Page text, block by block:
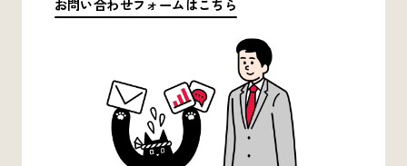
お問い合わせフォームはこちら